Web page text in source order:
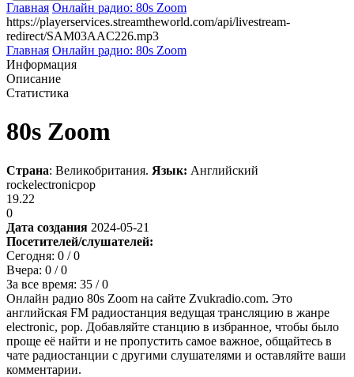
Главная Онлайн радио: 80s Zoom
https://playerservices.streamtheworld.com/api/livestream-
redirect/SAM03AAC226.mp3
Главная Онлайн радио: 80s Zoom
Информация
Описание
Статистика
80s Zoom
Страна: Великобритания. Язык: Английский
rockelectronicpop
19.22
0
Дата создания 2024-05-21
Посетителей/слушателей:
Сегодня: 0 / 0
Вчера: 0 / 0
За все время: 35 / 0
Онлайн радио 80s Zoom на сайте Zvukradio.com. Это
английская FM радиостанция ведущая трансляцию в жанре
electronic, pop. Добавляйте станцию в избранное, чтобы было
проще её найти и не пропустить самое важное, общайтесь в
чате радиостанции с другими слушателями и оставляйте ваши
комментарии.